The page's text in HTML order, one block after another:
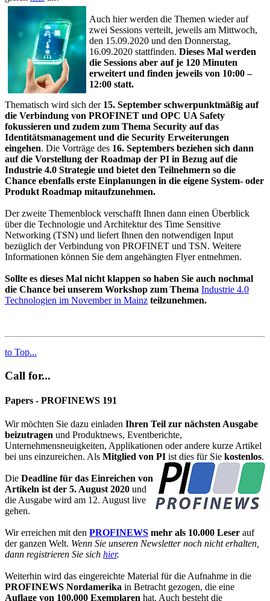
Auch hier werden die Themen wieder auf
zwei Sessions verteilt, jeweils am Mittwoch,
den 15.09.2020 und den Donnerstag,
16.09.2020 stattfinden. Dieses Mal werden
die Sessions aber auf je 120 Minuten
erweitert und finden jeweils von 10:00 –
12:00 statt.
Thematisch wird sich der 15. September schwerpunktmäßig auf
die Verbindung von PROFINET und OPC UA Safety
fokussieren und zudem zum Thema Security auf das
Identitätsmanagement und die Security Erweiterungen
eingehen. Die Vorträge des 16. Septembers beziehen sich dann
auf die Vorstellung der Roadmap der PI in Bezug auf die
Industrie 4.0 Strategie und bietet den Teilnehmern so die
Chance ebenfalls erste Einplanungen in die eigene System- oder
Produkt Roadmap mitaufzunehmen.
Der zweite Themenblock verschafft Ihnen dann einen Überblick
über die Technologie und Architektur des Time Sensitive
Networking (TSN) und liefert Ihnen den notwendigen Input
bezüglich der Verbindung von PROFINET und TSN. Weitere
Informationen können Sie dem angehängten Flyer entnehmen.
Sollte es dieses Mal nicht klappen so haben Sie auch nochmal
die Chance bei unserem Workshop zum Thema Industrie 4.0
Technologien im November in Mainz teilzunehmen.
to Top...
Call for...
Papers - PROFINEWS 191
Wir möchten Sie dazu einladen Ihren Teil zur nächsten Ausgabe
beizutragen und Produktnews, Eventberichte,
Unternehmensneuigkeiten, Applikationen oder andere kurze Artikel
bei uns einzureichen. Als Mitglied von PI ist dies für Sie kostenlos.
Die Deadline für das Einreichen von
Artikeln ist der 5. August2020 und
die Ausgabe wird am 12. August live
gehen.
Wir erreichen mit den PROFINEWS mehr als 10.000 Leser auf
der ganzen Welt. Wenn Sie unseren Newsletter noch nicht erhalten,
dann registrieren Sie sich hier.
Weiterhin wird das eingereichte Material für die Aufnahme in die
PROFINEWS Nordamerika in Betracht gezogen, die eine
Auflage von 100.000 Exemplaren hat. Auch besteht die